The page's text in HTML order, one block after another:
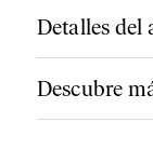
Detalles del
Descubre